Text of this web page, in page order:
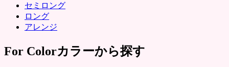
セミロング
ロング
アレンジ
For Colorカラーから探す